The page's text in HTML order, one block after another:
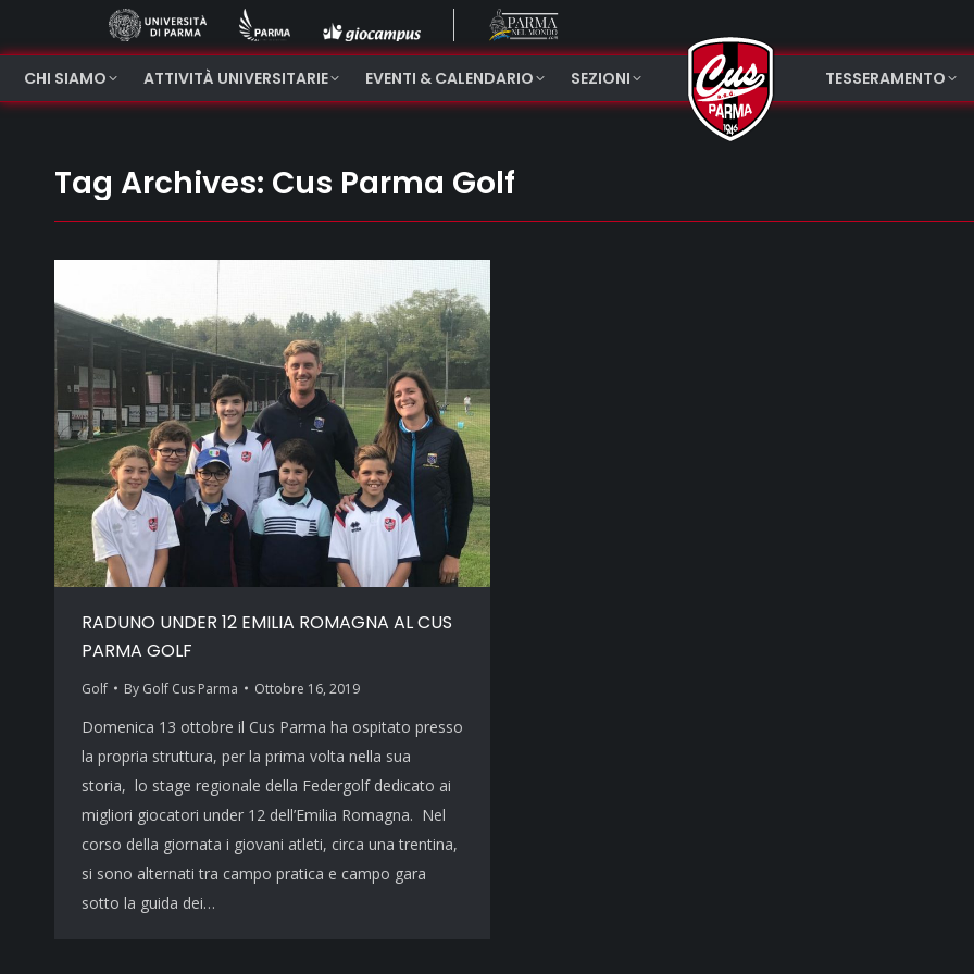
CHI SIAMO ATTIVITÀ UNIVERSITARIE EVENTI & CALENDARIO SEZIONI TESSERAMENTO
Tag Archives: Cus Parma Golf
RADUNO UNDER 12 EMILIA ROMAGNA AL CUS
PARMA GOLF
Golf By Golf Cus Parma Ottobre 16, 2019
Domenica 13 ottobre il Cus Parma ha ospitato presso
la propria struttura, per la prima volta nella sua
storia, lo stage regionale della Federgolf dedicato ai
migliori giocatori under 12 dell’Emilia Romagna. Nel
corso della giornata i giovani atleti, circa una trentina,
si sono alternati tra campo pratica e campo gara
sotto la guida dei…